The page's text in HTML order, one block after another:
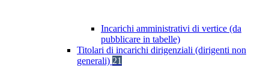
Incarichi amministrativi di vertice (da
pubblicare in tabelle)
Titolari di incarichi dirigenziali (dirigenti non
generali) 21